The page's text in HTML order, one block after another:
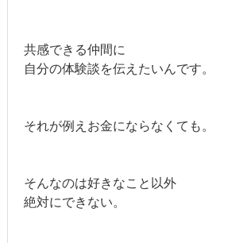
共感できる仲間に
自分の体験談を伝えたいんです。
それが例えお金にならなくても。
そんなのは好きなこと以外
絶対にできない。